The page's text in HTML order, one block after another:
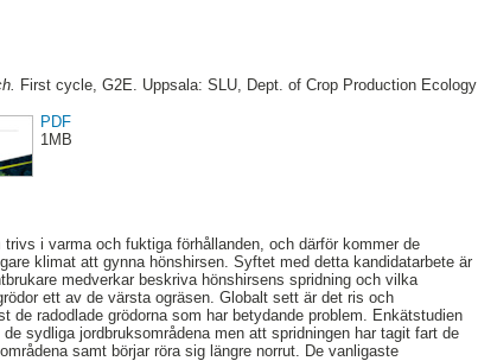
First cycle, G2E. Uppsala: SLU, Dept. of Crop Production Ecology
PDF
1MB
i varma och fuktiga förhållanden, och därför kommer de
klimat att gynna hönshirsen. Syftet med detta kandidatarbete är
medverkar beskriva hönshirsens spridning och vilka
ett av de värsta ogräsen. Globalt sett är det ris och
radodlade grödorna som har betydande problem. Enkätstudien
sydliga jordbruksområdena men att spridningen har tagit fart de
samt börjar röra sig längre norrut. De vanligaste